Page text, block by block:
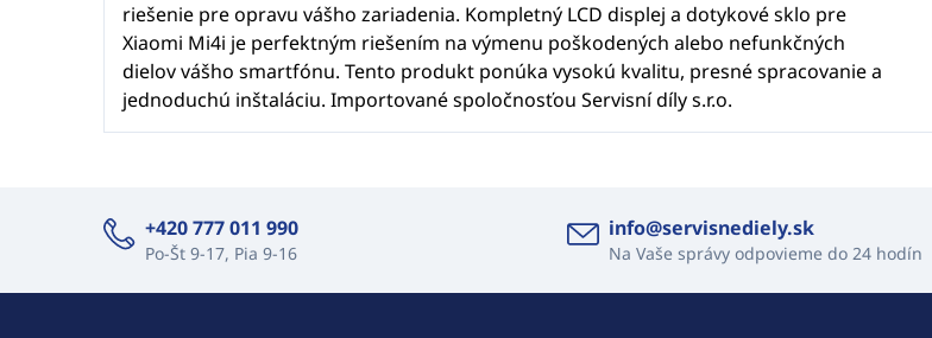
riešenie pre opravu vášho zariadenia. Kompletný LCD displej a dotykové sklo pre
Xiaomi Mi4i je perfektným riešením na výmenu poškodených alebo nefunkčných
dielov vášho smartfónu. Tento produkt ponúka vysokú kvalitu, presné spracovanie a
jednoduchú inštaláciu. Importované spoločnosťou Servisní díly s.r.o.
+420 777 011 990
Po-Št 9-17, Pia 9-16
info@servisnediely.sk
Na Vaše správy odpovieme do 24 hodín